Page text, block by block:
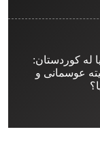
لە کوردستان:
عوسمانی و